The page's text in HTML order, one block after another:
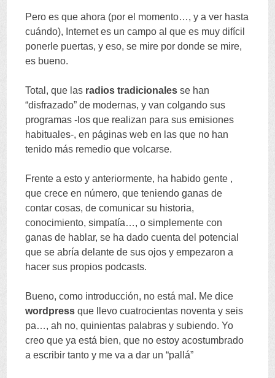
Pero es que ahora (por el momento…,y a ver hasta
cuándo), Internet es un campo al que es muy difícil
ponerle puertas,y eso,se mire por donde se mire,
es bueno.
Total ,que las radios tradicionales se han
“disfrazado”de modernas,y van colgando sus
programas -los que realizan para sus emisiones
habituales-,en páginas web en las que no han
tenido más remedio que volcarse.
Frente a esto y anteriormente, ha habido gente ,
que crece en número,que teniendo ganas de
contar cosas,de comunicar su historia,
conocimiento,simpatía…,o simplemente con
ganas de hablar,se ha dado cuenta del potencial
que se abría delante de sus ojos y empezaron a
hacer sus propios podcasts.
Bueno,como introducción, no está mal . Me dice
wordpress que llevo cuatrocientas noventa y seis
pa…,ah no,quinientas palabras y subiendo.Yo
creo que ya está bien,que no estoy acostumbrado
a escribir tanto y me va a dar un “pallá”